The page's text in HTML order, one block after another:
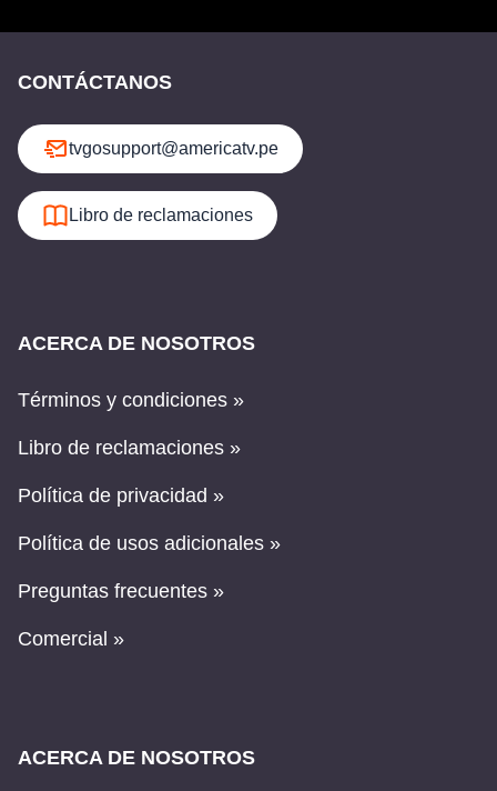
CONTÁCTANOS
tvgosupport@americatv.pe
Libro de reclamaciones
ACERCA DE NOSOTROS
Términos y condiciones »
Libro de reclamaciones »
Política de privacidad »
Política de usos adicionales »
Preguntas frecuentes »
Comercial »
ACERCA DE NOSOTROS